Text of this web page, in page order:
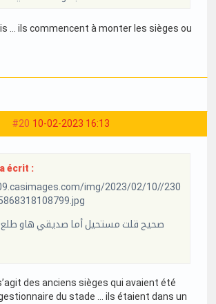
… ils commencent à monter les sièges ou
#20 10-02-2023 16:13
écrit :
img/2023/02/10//230
صحيح قلت مستحيل أما صديقي هاو
des anciens sièges qui avaient été
du stade … ils étaient dans un